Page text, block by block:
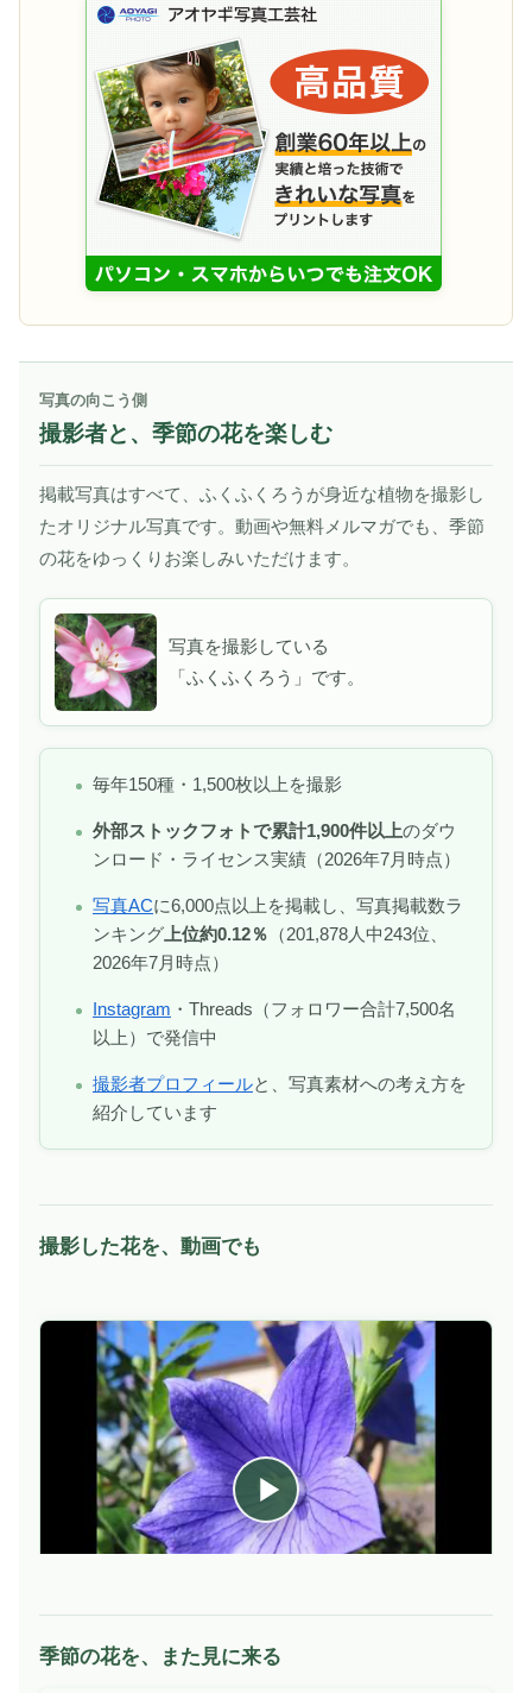
写真の向こう側
撮影者と、季節の花を楽しむ
掲載写真はすべて、ふくふくろうが身近な植物を撮影し
たオリジナル写真です。動画や無料メルマガでも、季節
の花をゆっくりお楽しみいただけます。
写真を撮影している
「ふくふくろう」です。
毎年150種・1,500枚以上を撮影
外部ストックフォトで累計1,900件以上のダウ
ンロード・ライセンス実績（2026年7月時点）
写真ACに6,000点以上を掲載し、写真掲載数ラ
ンキング 上位約0.12％ （201,878人中243位、
2026年7月時点）
Instagram ・Threads（フォロワー合計7,500名
以上）で発信中
撮影者プロフィールと、写真素材への考え方を
紹介しています
撮影した花を、動画でも
動
季節の花を、また見に来る